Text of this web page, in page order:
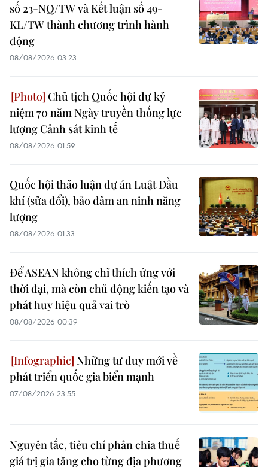
số 23-NQ/TW và Kết luận số 49-
KL/TW thành chương trình hành
động
08/08/2026 03:23
Chủ tịch Quốc hội dự kỷ
niệm 70 năm Ngày truyền thống lực
lượng Cảnh sát kinh tế
08/08/2026 01:59
Quốc hội thảo luận dự án Luật Dầu
khí (sửa đổi), bảo đảm an ninh năng
lượng
08/08/2026 01:33
Để ASEAN không chỉ thích ứng với
thời đại, mà còn chủ động kiến tạo và
phát huy hiệu quả vai trò
08/08/2026 00:39
Những tư duy mới về
phát triển quốc gia biển mạnh
07/08/2026 23:55
Nguyên tắc, tiêu chí phân chia thuế
giá trị gia tăng cho từng địa phương